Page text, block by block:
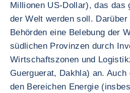
Millionen US-Dollar), das das
der Welt werden soll.
Behörden eine Belebung der
südlichen Provinzen durch
Wirtschaftszonen und
Guerguerat, Dakhla) an.
den Bereichen Energie